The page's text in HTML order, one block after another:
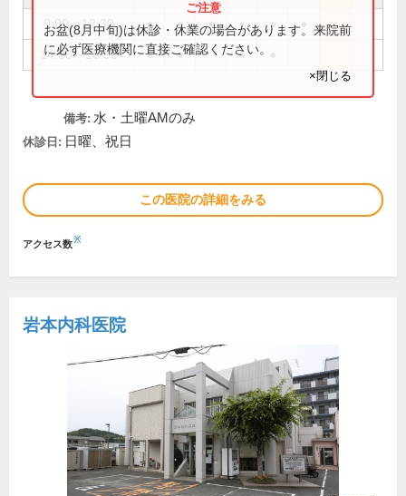
9:00～12:30 ● ● ● ● ●
14:00～18:00 ● ● ●
お盆(8月中旬)は休診・休業の場合があります。来院前
に必ず医療機関に直接ご確認ください。
×閉じる
備考: 水・土曜AMのみ
休診日: 日曜、祝日
この医院の詳細をみる
アクセス数※
岩本内科医院